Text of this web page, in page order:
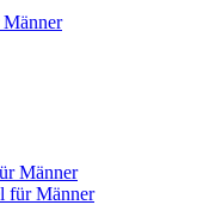
Männer
für Männer